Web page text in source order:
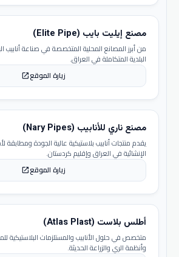
مصنع إيليت بايب (Elite Pipe)
من أبرز المصانع المحلية المتخصصة في صناعة أنابيب
البلدية المتكاملة في العراق.
زيارة الموقعopen_in_new
مصنع ناري للأنابيب (Nary Pipes)
يقدم منتجات أنابيب بلاستيكية عالية الجودة ومطابقة
الإنشائية في العراق وإقليم كردستان.
زيارة الموقعopen_in_new
أطلس بلاست (Atlas Plast)
متخصص في حلول الأنابيب والمستلزمات البلاستيكية
وأنظمة الري والزراعة الحديثة.